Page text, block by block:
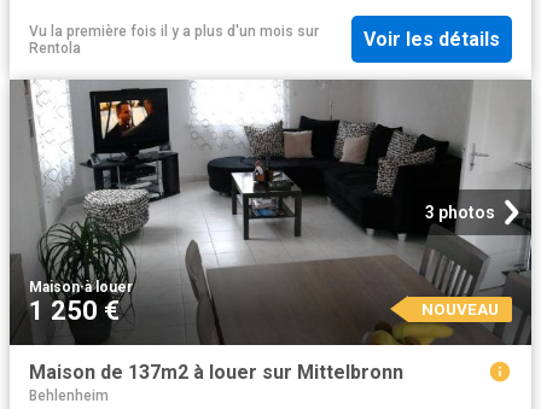
Vu la première fois il y a plus d'un mois sur
Rentola
Voir les détails
3 photos
Maison·à louer
1 250 € NOUVEAU
Maison de 137m2 à louer sur Mittelbronn
Behlenheim